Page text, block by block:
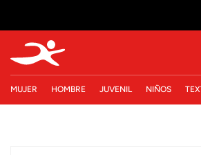
MUJER HOMBRE JUVENIL NIÑOS